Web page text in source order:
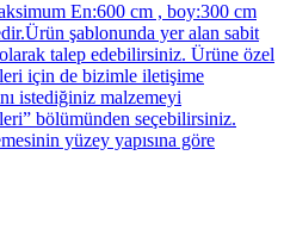
En:600 cm , boy:300 cm
şablonunda yer alan sabit
talep edebilirsiniz. Ürüne özel
için de bizimle iletişime
istediğiniz malzemeyi
bölümünden seçebilirsiniz.
yüzey yapısına göre